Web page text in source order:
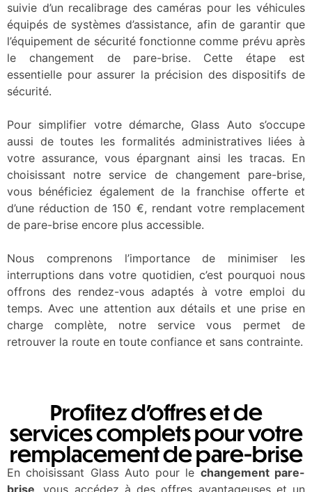
suivie d’un recalibrage des caméras pour les véhicules
équipés de systèmes d’assistance, afin de garantir que
l’équipement de sécurité fonctionne comme prévu après
le changement de pare-brise. Cette étape est
essentielle pour assurer la précision des dispositifs de
sécurité.
Pour simplifier votre démarche, Glass Auto s’occupe
aussi de toutes les formalités administratives liées à
votre assurance, vous épargnant ainsi les tracas. En
choisissant notre service de changement pare-brise,
vous bénéficiez également de la franchise offerte et
d’une réduction de 150 €, rendant votre remplacement
de pare-brise encore plus accessible.
Nous comprenons l’importance de minimiser les
interruptions dans votre quotidien, c’est pourquoi nous
offrons des rendez-vous adaptés à votre emploi du
temps. Avec une attention aux détails et une prise en
charge complète, notre service vous permet de
retrouver la route en toute confiance et sans contrainte.
Profitez d’offres et de
services complets pour votre
remplacement de pare-brise
En choisissant Glass Auto pour le changement pare-